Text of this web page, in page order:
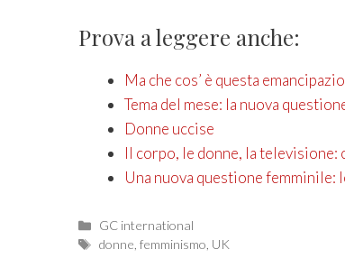
Prova a leggere anche:
Ma che cos’ è questa
Tema del mese: la nuova
Donne uccise
Il corpo, le donne, la televisione:
Una nuova questione femminile:
Categories
GC international
Tags
donne ,femminismo UK